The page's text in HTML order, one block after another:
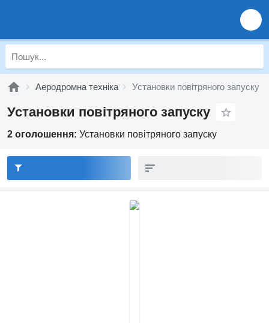
Аеродромна техніка Установки повітряного запуску
Установки повітряного запуску
2 оголошення: Установки повітряного запуску